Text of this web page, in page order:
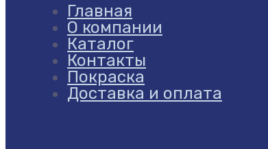
Главная
О компании
Каталог
Контакты
Покраска
Доставка и оплата